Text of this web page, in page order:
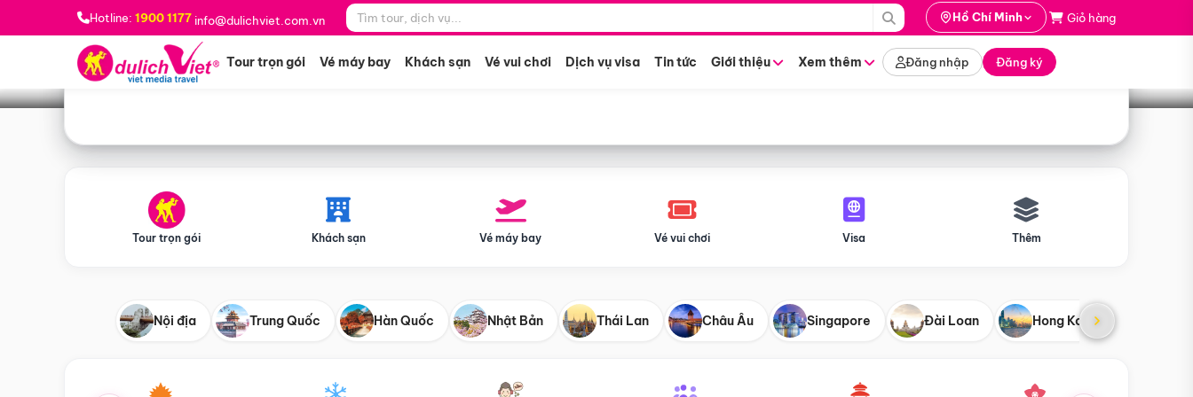
Hotline: 1900 1177 info@dulichviet.com.vn Hồ Chí Minh Giỏ hàng
Tour trọn gói Vé máy bay Khách sạn Vé vui chơi Dịch vụ visa Tin tức Giới thiệu Xem thêm Đăng nhập Đăng ký
Bạn muốn đi đâu? *
Tìm tour
Tour trọn gói Khách sạn Vé máy bay Vé vui chơi Visa Thêm
Nội địa Trung Quốc Hàn Quốc Nhật Bản Thái Lan Châu Âu Singapore Đài Loan Hong Kong